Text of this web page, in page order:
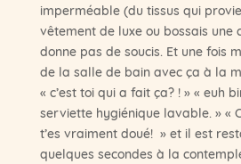
imperméable (du tissus qui
vêtement de luxe ou bossais une
donne pas de soucis. Et une fois
de la salle de bain avec ça à la
« c’est toi qui a fait ça? ! » « euh
serviette hygiénique lavable. » «
t’es vraiment doué! » et il est
quelques secondes à la